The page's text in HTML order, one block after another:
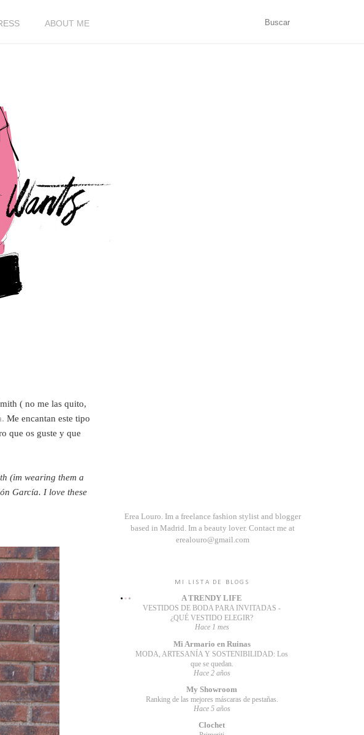
ABOUT ME
( no me las quito,
Me encantan este tipo
que os guste y que
(im wearing them a
García. I love these
Erea Louro. Im a freelance fashion stylist and blogger
based in Madrid. Im a beauty lover. Contact me at
erealouro@gmail.com
MI LISTA DE BLOGS
A TRENDY LIFE
VESTIDOS DE BODA PARA INVITADAS -
¿QUÉ VESTIDO ELEGIR?
Hace 1 mes
Mi Armario en Ruinas
MODA, ARTESANÍA Y SOSTENIBILIDAD: Los
que se quedan.
Hace 2 años
My Showroom
Ranking de las mejores máscaras de pestañas.
Hace 5 años
Clochet